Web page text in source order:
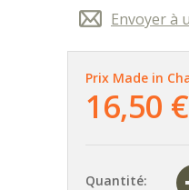
Envoyer à
Prix Made in
16,50 €
Quantité: